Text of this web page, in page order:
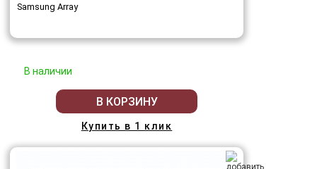
Samsung Array
В наличии
В КОРЗИНУ
Купить в 1 клик